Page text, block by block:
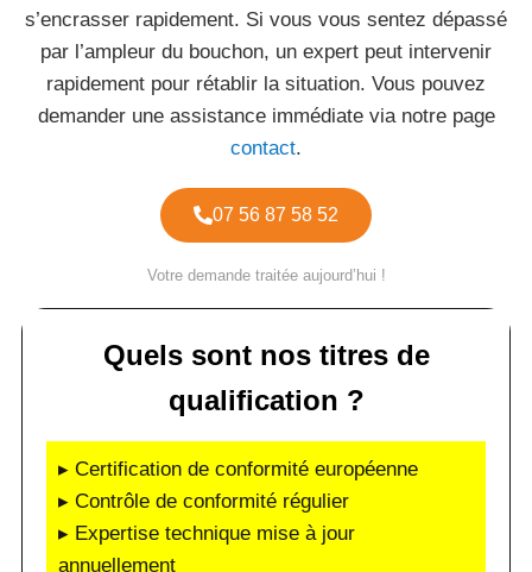
s’encrasser rapidement. Si vous vous sentez dépassé
par l’ampleur du bouchon, un expert peut intervenir
rapidement pour rétablir la situation. Vous pouvez
demander une assistance immédiate via notre page
contact.
07 56 87 58 52
Votre demande traitée aujourd’hui !
Quels sont nos titres de
qualification ?
▸ Certification de conformité européenne
▸ Contrôle de conformité régulier
▸ Expertise technique mise à jour
annuellement